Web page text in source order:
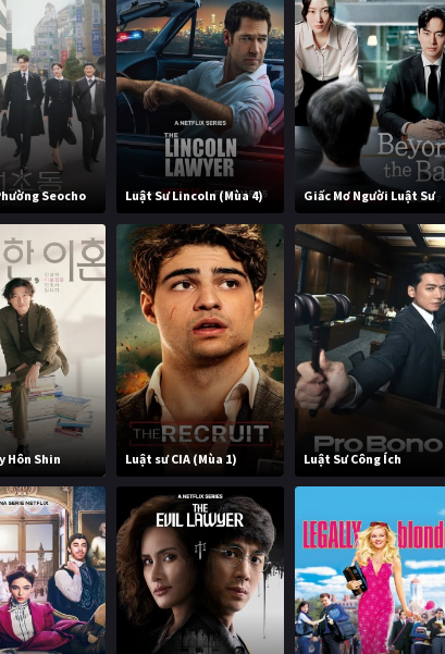
Seocho Luật Sư Lincoln (Mùa 4) Giấc Mơ Người Luật Sư
Hôn Shin Luật sư CIA (Mùa 1) Luật Sư Công Ích